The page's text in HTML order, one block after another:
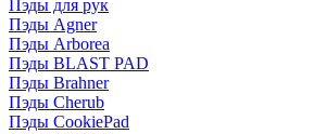
Пэды для рук
Пэды Agner
Пэды Arborea
Пэды BLAST PAD
Пэды Brahner
Пэды Cherub
Пэды CookiePad